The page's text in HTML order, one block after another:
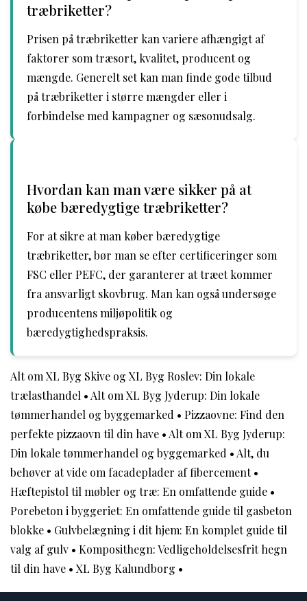
træbriketter?
Prisen på træbriketter kan variere afhængigt af
faktorer som træsort, kvalitet, producent og
mængde. Generelt set kan man finde gode tilbud
på træbriketter i større mængder eller i
forbindelse med kampagner og sæsonudsalg.
Hvordan kan man være sikker på at
købe bæredygtige træbriketter?
For at sikre at man køber bæredygtige
træbriketter, bør man se efter certificeringer som
FSC eller PEFC, der garanterer at træet kommer
fra ansvarligt skovbrug. Man kan også undersøge
producentens miljøpolitik og
bæredygtighedspraksis.
Alt om XL Byg Skive og XL Byg Roslev: Din lokale
trælasthandel • Alt om XL Byg Jyderup: Din lokale
tømmerhandel og byggemarked • Pizzaovne: Find den
perfekte pizzaovn til din have • Alt om XL Byg Jyderup:
Din lokale tømmerhandel og byggemarked • Alt, du
behøver at vide om facadeplader af fibercement•
Hæftepistol til møbler og træ: En omfattende guide •
Porebeton i byggeriet: En omfattende guide til gasbeton
blokke • Gulvbelægning i dit hjem: En komplet guide til
valg af gulv • Komposithegn: Vedligeholdelsesfrit hegn
til din have • XL Byg Kalundborg •